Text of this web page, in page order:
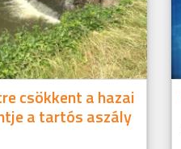
csökkent a hazai
a tartós aszály